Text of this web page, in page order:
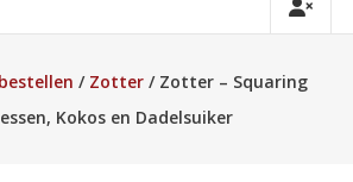
/ Zotter/ Zotter – Squaring
Kokos en Dadelsuiker